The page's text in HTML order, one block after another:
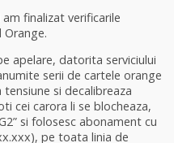
finalizat verificarile
apelare, datorita serviciului
serii de cartele orange
si decalibreaza
cei carora li se blocheaza,
si folosesc abonament cu
pe toata linia de